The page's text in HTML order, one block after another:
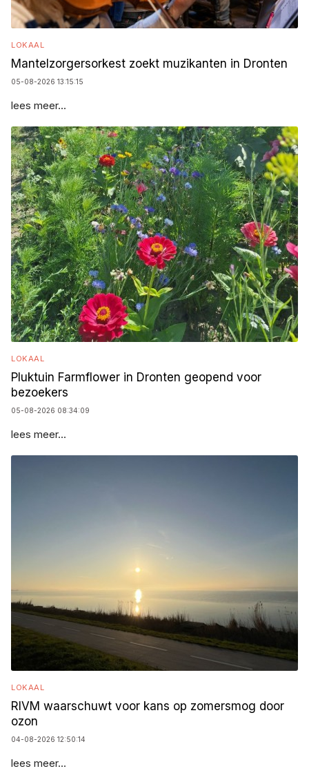
LOKAAL
Mantelzorgersorkest zoekt muzikanten in Dronten
05-08-2026 13:15:15
lees meer...
LOKAAL
Pluktuin Farmflower in Dronten geopend voor
bezoekers
05-08-2026 08:34:09
lees meer...
LOKAAL
RIVM waarschuwt voor kans op zomersmog door
ozon
04-08-2026 12:50:14
lees meer...